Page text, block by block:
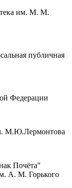
им. М. М.
публичная
Федерации
М.Ю.Лермонтова
Почёта"
А. М. Горького